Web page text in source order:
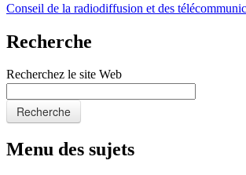
Conseil de la radiodiffusion et des
Recherche
Recherchez le site Web
Recherche
Menu des sujets